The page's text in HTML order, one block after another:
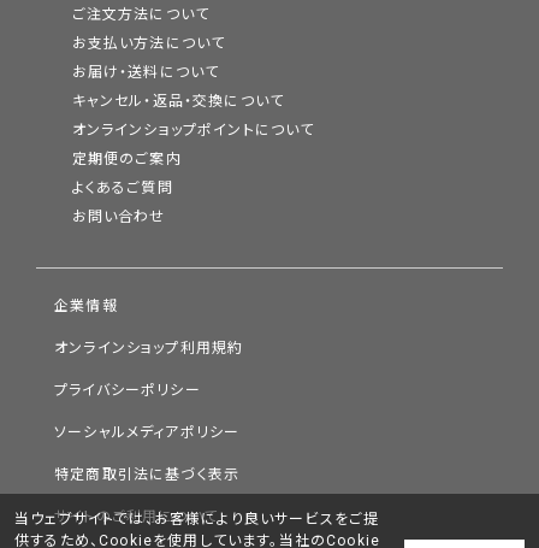
ご注文方法について
お支払い方法について
お届け・送料について
キャンセル・返品・交換について
オンラインショップポイントについて
定期便のご案内
よくあるご質問
お問い合わせ
企業情報
オンラインショップ利用規約
プライバシーポリシー
ソーシャルメディアポリシー
特定商取引法に基づく表示
サイトのご利用について
当ウェブサイトでは、お客様により良いサービスをご提
供するため、Cookieを使用しています。当社のCookie